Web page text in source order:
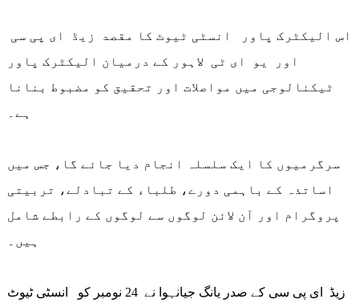
اور یو ای ٹی لاہور کے درمیان الیکٹرک پاور
ٹیکنالوجی میں مواصلات اور تحقیق کو مضبوط بنانا
ہے۔
سرگرمیوں کا ایک سلسلہ انجام دیا جائے گا، جس میں
اساتذہ کے باہمی دورے، طلباء کے تبادلے، تربیتی
پروگرام اور آن لائن لوگوں سے لوگوں کے رابطے شامل
ہیں۔
زیڈ ای پی سی کے صدر یانگ جیانہوا نے 24 نومبر کو انسٹی ٹیوٹ